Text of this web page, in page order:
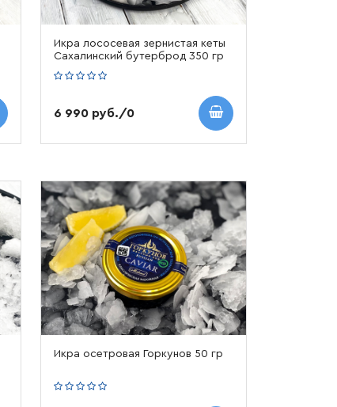
Икра лососевая зернистая кеты
Сахалинский бутерброд 350 гр
6 990 руб./0
Икра осетровая Горкунов 50 гр